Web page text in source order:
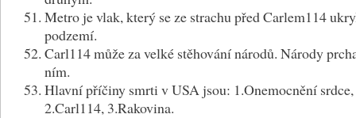
Metro je vlak, který se ze strachu před Carlem114
podzemí.
Carl114 může za velké stěhování národů. Národy
ním.
Hlavní příčiny smrti v USA jsou: 1.Onemocnění srdce,
2.Carl114, 3.Rakovina.